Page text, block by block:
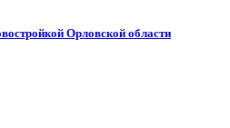
Орловской области